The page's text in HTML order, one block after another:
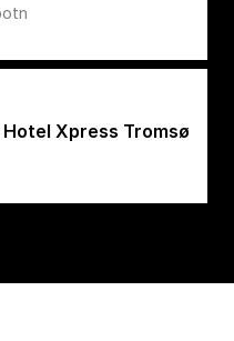
Xpress Tromsø